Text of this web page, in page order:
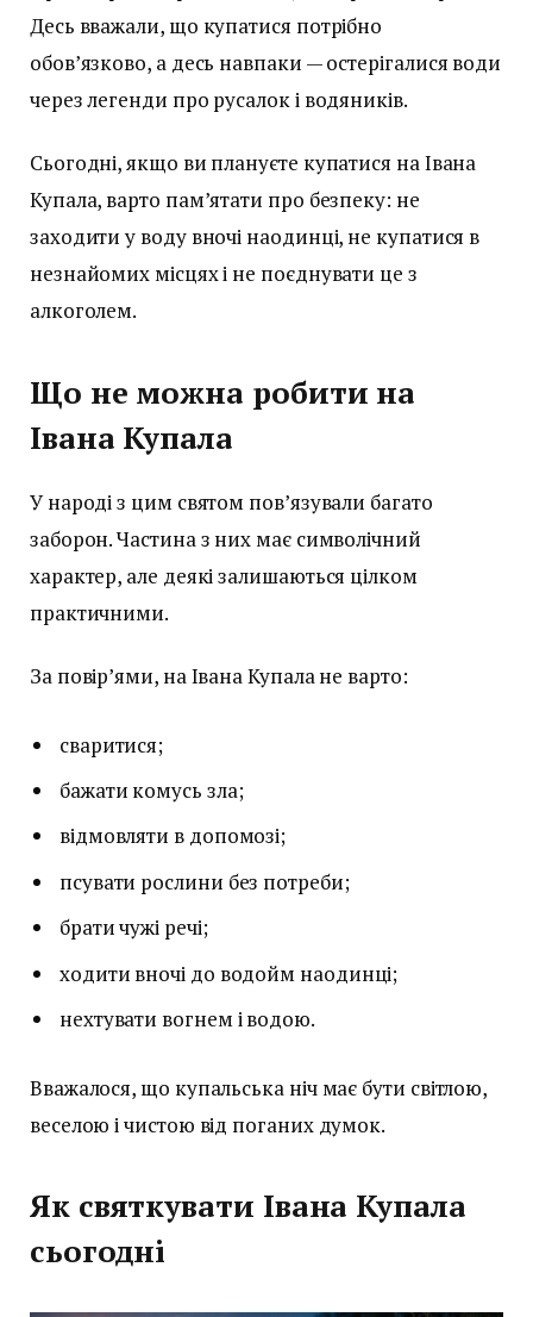
Десь вважали, що купатися потрібно
обов’язково, а десь навпаки — остерігалися води
через легенди про русалок і водяників.
Сьогодні, якщо ви плануєте купатися на Івана
Купала, варто пам’ятати про безпеку: не
заходити у воду вночі наодинці, не купатися в
незнайомих місцях і не поєднувати це з
алкоголем.
Що не можна робити на
Івана Купала
У народі з цим святом пов’язували багато
заборон. Частина з них має символічний
характер, але деякі залишаються цілком
практичними.
За повір’ями, на Івана Купала не варто:
сваритися;
бажати комусь зла;
відмовляти в допомозі;
псувати рослини без потреби;
брати чужі речі;
ходити вночі до водойм наодинці;
нехтувати вогнем і водою.
Вважалося, що купальська ніч має бути світлою,
веселою і чистою від поганих думок.
Як святкувати Івана Купала
сьогодні